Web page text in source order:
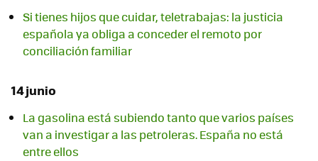
Si tienes hijos que cuidar, teletrabajas: la justicia
española ya obliga a conceder el remoto por
conciliación familiar
14 junio
La gasolina está subiendo tanto que varios países
van a investigar a las petroleras. España no está
entre ellos